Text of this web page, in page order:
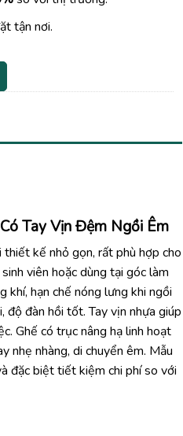
tận nơi.
Tay Vịn Đệm Ngồi Êm
kế nhỏ gọn, rất phù hợp cho
viên hoặc dùng tại góc làm
khí, hạn chế nóng lưng khi ngồi
độ đàn hồi tốt. Tay vịn nhựa giúp
Ghế có trục nâng hạ linh hoạt
nhẹ nhàng, di chuyển êm. Mẫu
đặc biệt tiết kiệm chi phí so với